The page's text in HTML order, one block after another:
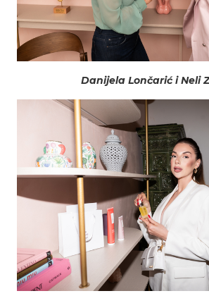
Danijela Lončarić i Neli